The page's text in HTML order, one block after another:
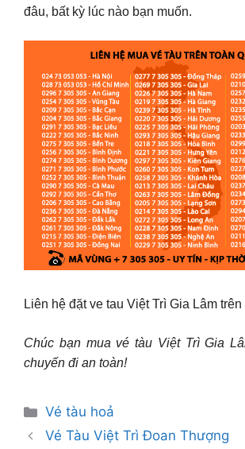
đâu, bất kỳ lúc nào bạn muốn.
Liên hệ đặt ve tau Việt Trì Gia Lâm
Chúc bạn mua vé tàu Việt Trì Gia
chuyến đi an toàn!
Danh
mục
Vé tàu hoả
Vé Tàu Việt Trì Đoan Thượng